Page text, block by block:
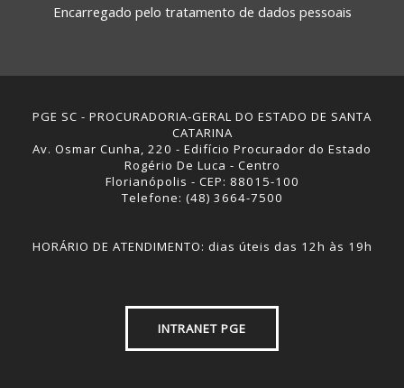
Encarregado pelo tratamento de dados pessoais
PGE SC - PROCURADORIA-GERAL DO ESTADO DE SANTA
CATARINA
Av. Osmar Cunha, 220 - Edifício Procurador do Estado
Rogério De Luca - Centro
Florianópolis - CEP: 88015-100
Telefone: (48) 3664-7500
HORÁRIO DE ATENDIMENTO: dias úteis das 12h às 19h
INTRANET PGE